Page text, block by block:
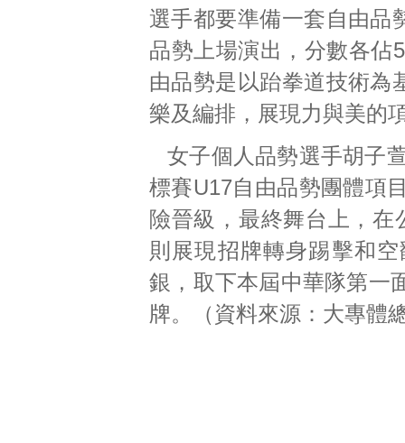
選手都要準備一套自由品
品勢上場演出，分數各佔
由品勢是以跆拳道技術為
樂及編排，展現力與美的
女子個人品勢選手胡子
標賽U17自由品勢團體項
險晉級，最終舞台上，
則展現招牌轉身踢擊和
銀，取下本屆中華隊第一
牌。（資料來源：大專體